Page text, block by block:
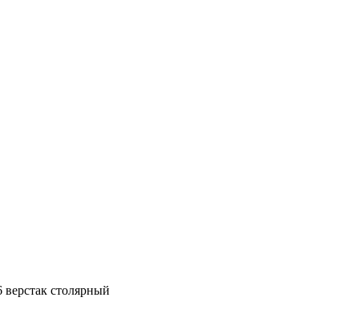
столярный